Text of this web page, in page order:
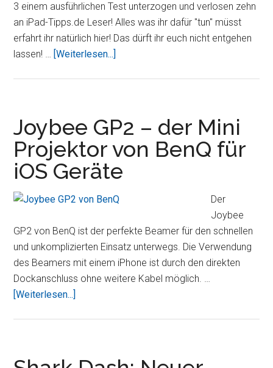
3 einem ausführlichen Test unterzogen und verlosen zehn
an iPad-Tipps.de Leser! Alles was ihr dafür "tun" müsst
erfahrt ihr natürlich hier! Das dürft ihr euch nicht entgehen
lassen! … [Weiterlesen...]
iPad
von
Kavaj
(Update:
Gewinner)
Joybee GP2 – der Mini
Projektor von BenQ für
iOS Geräte
Der
Joybee
GP2 von BenQ ist der perfekte Beamer für den schnellen
und unkomplizierten Einsatz unterwegs. Die Verwendung
des Beamers mit einem iPhone ist durch den direkten
Dockanschluss ohne weitere Kabel möglich. …
[Weiterlesen...]
Mini